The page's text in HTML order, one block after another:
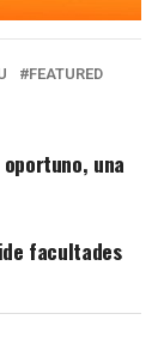
FEATURED
una
facultades